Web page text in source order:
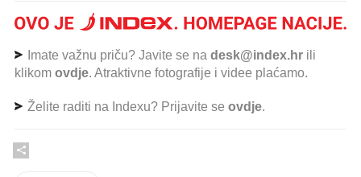
Imate važnu priču? Javite se na desk@index.hr ili
klikom ovdje. Atraktivne fotografije i videe plaćamo.
Želite raditi na Indexu? Prijavite se ovdje.